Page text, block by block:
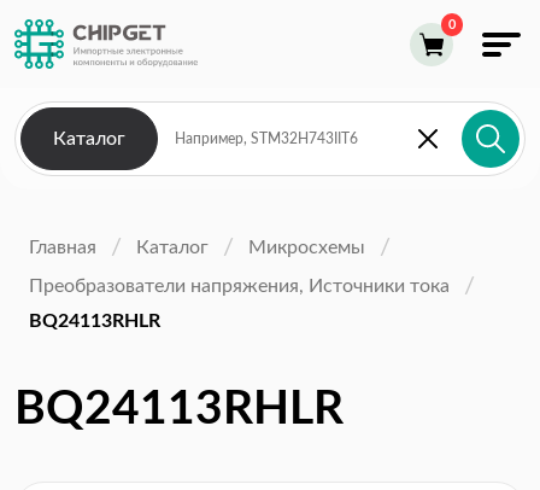
Каталог
Главная Каталог
Микросхемы
Преобразователи напряжения, Источники тока
BQ24113RHLR
BQ24113RHLR